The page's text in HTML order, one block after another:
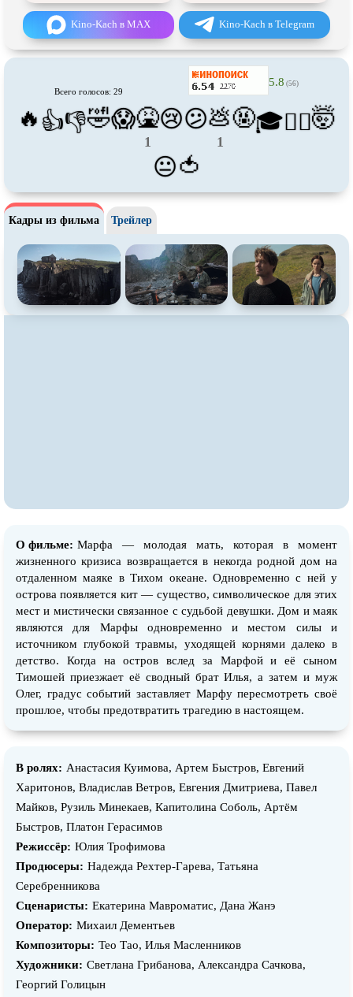
Про футбол Про хакеров
Про хоккей и
катание
Про шпионов
Псевдодокументальный
Режиссёрская версия Роуд-муви
Сверхспособности Ситком
Стимпанк
обнажённой натурой Турецкий сериал
Чёрная комедия
TeleSynch
CAMRip
Kino-Kach в MAX Kino-Kach в Telegram
Всего голосов: 29
5.8 (56)
🔥 👍👎🤣😱🤮
1
😢😕💩
1
🤬🎓😵‍💫🤯
😐🍅
Кадры из фильма Трейлер
О фильме: Марфа — молодая мать, которая в момент
жизненного кризиса возвращается в некогда родной дом на
отдаленном маяке в Тихом океане. Одновременно с ней у
острова появляется кит — существо, символическое для этих
мест и мистически связанное с судьбой девушки. Дом и маяк
являются для Марфы одновременно и местом силы и
источником глубокой травмы, уходящей корнями далеко в
детство. Когда на остров вслед за Марфой и её сыном
Тимошей приезжает её сводный брат Илья, а затем и муж
Олег, градус событий заставляет Марфу пересмотреть своё
прошлое, чтобы предотвратить трагедию в настоящем.
В ролях: Анастасия Куимова, Артем Быстров, Евгений
Харитонов, Владислав Ветров, Евгения Дмитриева, Павел
Майков, Рузиль Минекаев, Капитолина Соболь, Артём
Быстров, Платон Герасимов
Режиссёр: Юлия Трофимова
Продюсеры: Надежда Рехтер-Гарева, Татьяна
Серебренникова
Сценаристы: Екатерина Мавроматис, Дана Жанэ
Оператор: Михаил Дементьев
Композиторы: Тео Тао, Илья Масленников
Художники: Светлана Грибанова, Александра Сачкова,
Георгий Голицын